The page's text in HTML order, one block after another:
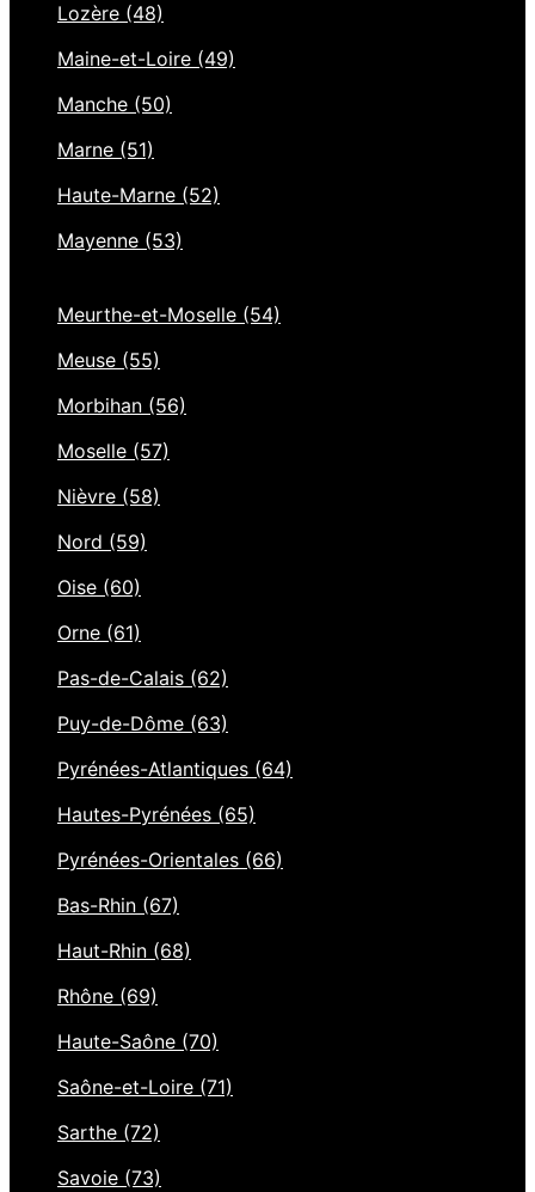
Lozère (48)
Maine-et-Loire (49)
Manche (50)
Marne (51)
Haute-Marne (52)
Mayenne (53)
Meurthe-et-Moselle (54)
Meuse (55)
Morbihan (56)
Moselle (57)
Nièvre (58)
Nord (59)
Oise (60)
Orne (61)
Pas-de-Calais (62)
Puy-de-Dôme (63)
Pyrénées-Atlantiques (64)
Hautes-Pyrénées (65)
Pyrénées-Orientales (66)
Bas-Rhin (67)
Haut-Rhin (68)
Rhône (69)
Haute-Saône (70)
Saône-et-Loire (71)
Sarthe (72)
Savoie (73)